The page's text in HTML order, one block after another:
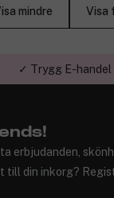
mindre Visa
✓ Trygg E-handel
erbjudanden,
till din inkorg?